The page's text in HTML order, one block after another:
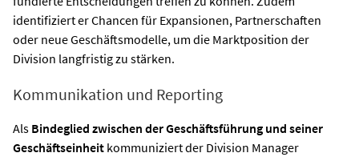
identifiziert er Chancen für Expansionen, Partnerschaften
oder neue Geschäftsmodelle, um die Marktposition der
Division langfristig zu stärken.
Kommunikation und Reporting
Als Bindeglied zwischen der Geschäftsführung und seiner
Geschäftseinheit kommuniziert der Division Manager